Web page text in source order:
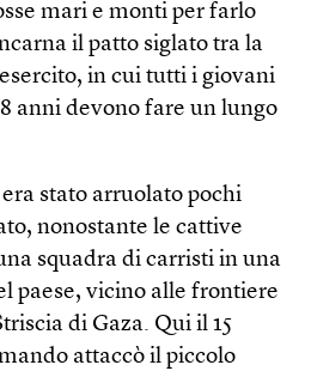
mari e monti per farlo
il patto siglato tra la
in cui tutti i giovani
anni devono fare un lungo
stato arruolato pochi
nonostante le cattive
squadra di carristi in una
paese, vicino alle frontiere
di Gaza. Qui il 15
attaccò il piccolo